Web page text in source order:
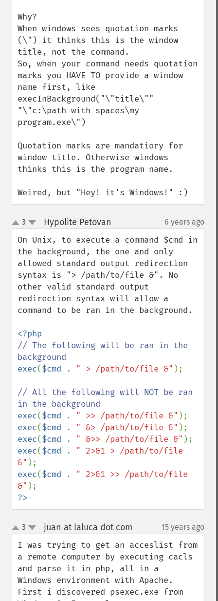
Why?
When windows sees quotation marks
(\") it thinks this is the window
title, not the command.
So, when your command needs quotation
marks you HAVE TO provide a window
name first, like
execInBackground("\"title\""
"\"c:\path with spaces\my
program.exe\")
Quotation marks are mandatiory for
window title. Otherwise windows
thinks this is the program name.
Weired, but "Hey! it's Windows!" :)
up
down
3 Hypolite Petovan 6 years ago
On Unix, to execute a command $cmd in
the background, the one and only
allowed standard output redirection
syntax is "> /path/to/file &". No
other valid standard output
redirection syntax will allow a
command to be ran in the background.
// The following will be ran in the
exec($cmd . " > /path/to/file &" );
// All the following will NOT be ran
exec($cmd . " >> /path/to/file &"
exec($cmd . " &> /path/to/file &"
exec($cmd . " &>> /path/to/file &"
exec($cmd . " 2>&1 > /path/to/file
&"
exec($cmd . " 2>&1 >> /path/to/file
&"
?>
up
down
3 juan at laluca dot com 15 years ago
I was trying to get an acceslist from
a remote computer by executing cacls
and parse it in php, all in a
Windows environment with Apache.
First i discovered psexec.exe from